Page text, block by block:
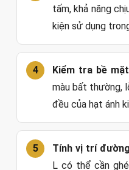
tấm, khả năng
kiện sử dụng
Kiểm tra bề
màu bất thường,
đều của hạt ánh
Tính vị trí
L có thể cần